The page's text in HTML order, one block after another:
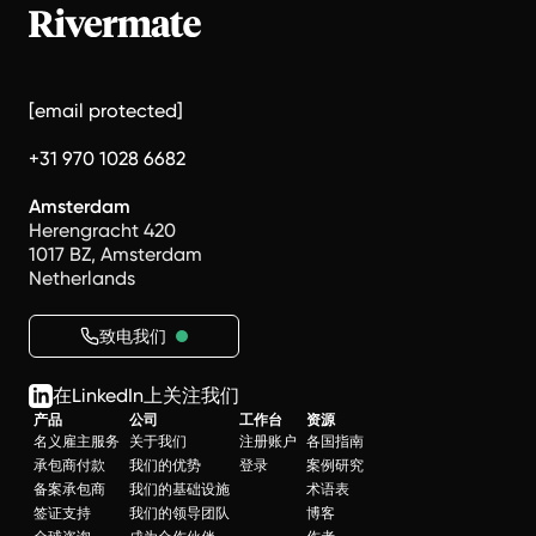
[email protected]
+31 970 1028 6682
Amsterdam
Herengracht 420
1017 BZ, Amsterdam
Netherlands
致电我们
在LinkedIn上关注我们
产品
名义雇主服务
承包商付款
备案承包商
签证支持
公司
关于我们
我们的优势
我们的基础设施
我们的领导团队
工作台
注册账户
登录
资源
各国指南
案例研究
术语表
博客